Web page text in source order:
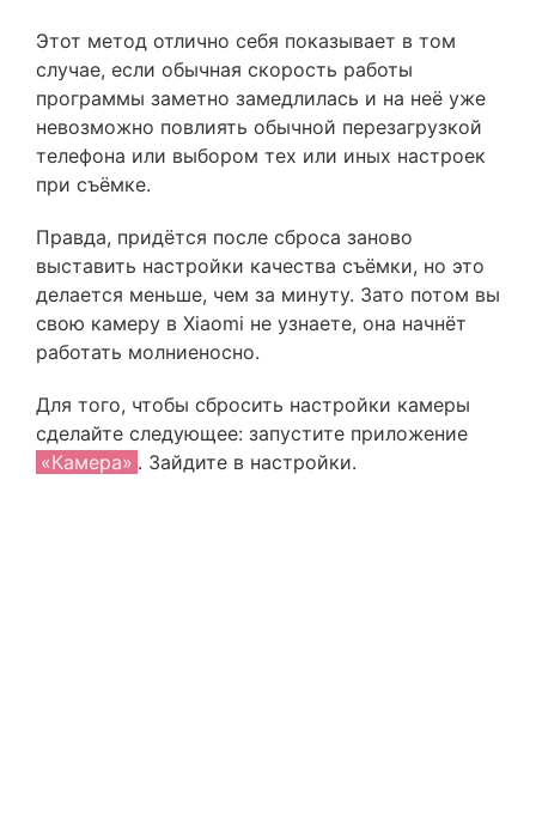
Этот метод отлично себя показывает в том
случае, если обычная скорость работы
программы заметно замедлилась и на неё уже
невозможно повлиять обычной перезагрузкой
телефона или выбором тех или иных настроек
при съёмке.
Правда, придётся после сброса заново
выставить настройки качества съёмки, но это
делается меньше, чем за минуту. Зато потом вы
свою камеру в Xiaomi не узнаете, она начнёт
работать молниеносно.
Для того, чтобы сбросить настройки камеры
сделайте следующее: запустите приложение
«Камера» . Зайдите в настройки.